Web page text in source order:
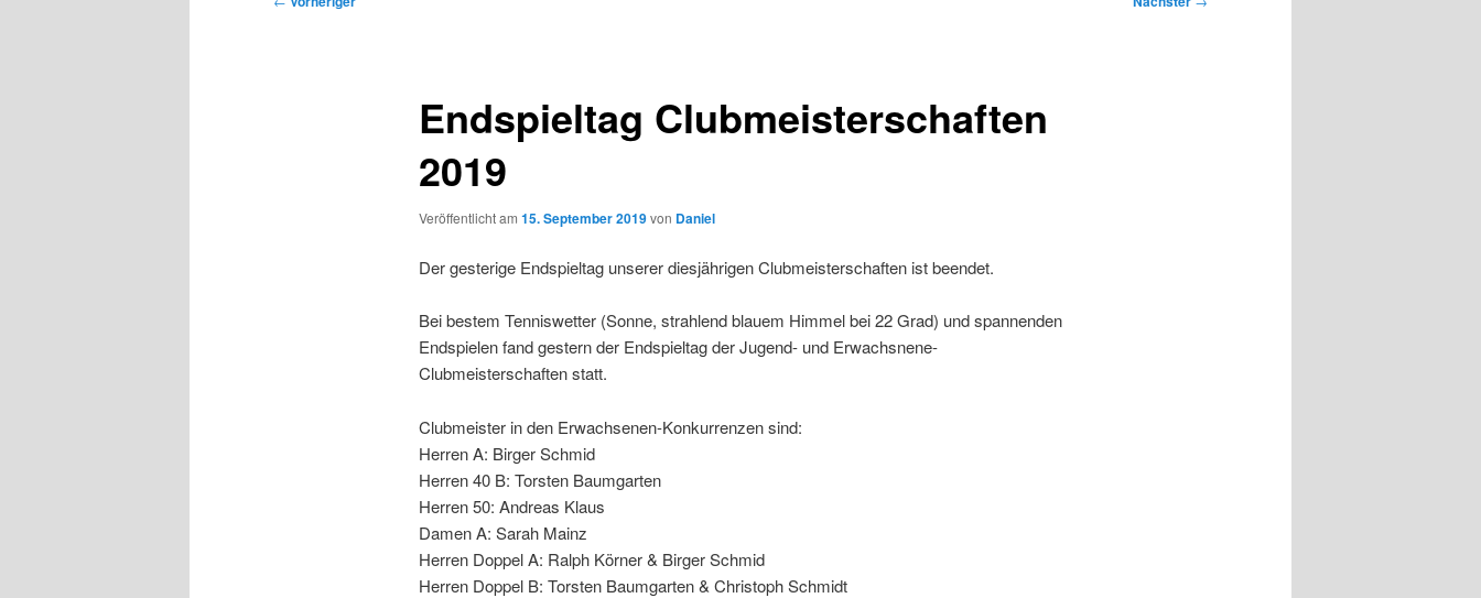
Endspieltag Clubmeisterschaften
2019
Veröffentlicht am 15. September 2019von Daniel
Der gesterige Endspieltag unserer diesjährigen Clubmeisterschaften ist beendet.
Bei bestem Tenniswetter (Sonne, strahlend blauem Himmel bei 22 Grad) und spannenden
Endspielen fand gestern der Endspieltag der Jugend- und Erwachsnene-
Clubmeisterschaften statt.
Clubmeister in den Erwachsenen-Konkurrenzen sind:
Herren A: Birger Schmid
Herren 40 B: Torsten Baumgarten
Herren 50: Andreas Klaus
Damen A: Sarah Mainz
Herren Doppel A: Ralph Körner & Birger Schmid
Herren Doppel B: Torsten Baumgarten & Christoph Schmidt